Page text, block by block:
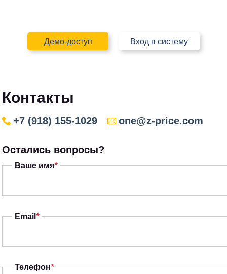
Демо-доступ Вход в систему
Контакты
+7 (918) 155-1029 one@z-price.com
Остались вопросы?
Ваше имя*
Email *
Телефон*